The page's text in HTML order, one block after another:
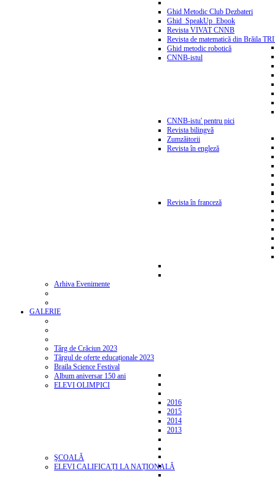
Ghid Metodic Club Dezbateri
Ghid_SpeakUp_Ebook
Revista VIVAT CNNB
Revista de matematică din Brăila
Ghid metodic robotică
CNNB-istul
CNNB-istu' pentru pici
Revista bilingvă
Zumzăitorii
Revista în engleză
Revista în franceză
Arhiva Evenimente
GALERIE
Târg de Crăciun 2023
Târgul de oferte educaționale 2023
Braila Science Festival
Album aniversar 150 ani
ELEVI OLIMPICI
2016
2015
2014
2013
ŞCOALĂ
ELEVI CALIFICAȚI LA NAȚIONALĂ